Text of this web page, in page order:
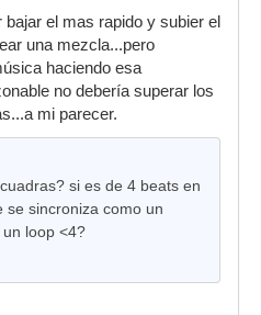
el mas rapido y subier el
una mezcla...pero
haciendo esa
no debería superar los
mi parecer.
si es de 4 beats en
se sincroniza como un
loop <4?